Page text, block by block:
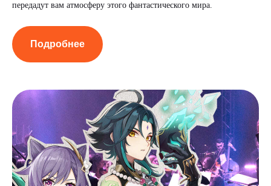
передадут вам атмосферу этого фантастического мира.
Подробнее